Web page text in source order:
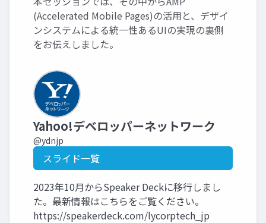
(Accelerated Mobile Pages)の活用と、デザイ
ンシステムによる統一性あるUIの実現の裏側
をお伝えしました。
Yahoo!デベロッパーネットワーク
@ydnjp
スライド一覧
2023年10月からSpeaker Deckに移行しまし
た。最新情報はこちらをご覧ください。
https://speakerdeck.com/lycorptech_jp